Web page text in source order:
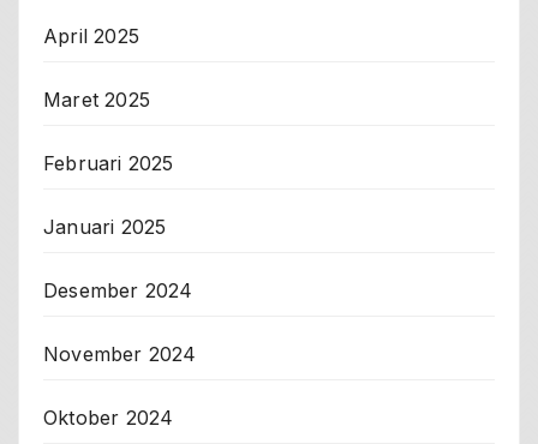
April 2025
Maret 2025
Februari 2025
Januari 2025
Desember 2024
November 2024
Oktober 2024